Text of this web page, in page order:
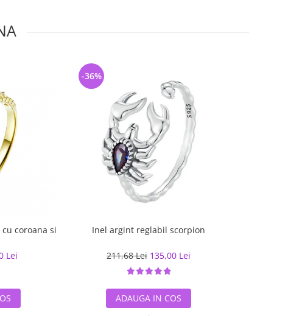
coroana si
Lei
Inel argint reglabil scorpion
211,68 Lei 135,00 Lei
-36%
ADAUGA IN COS